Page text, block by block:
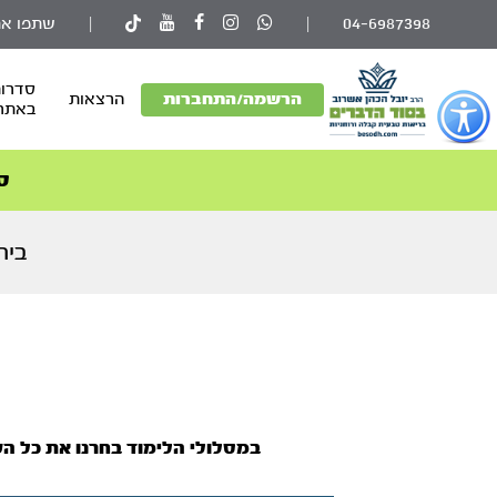
כפתור
לפתיחת
תפריט
נגישות
04-6987398 שתפו
הרשמה/התחברות הרצאות
במסלולי הלימוד בחרנו את כל